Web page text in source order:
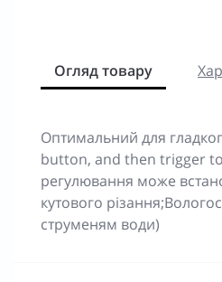
Огляд товару
Оптимальний для
button, and then trigger
регулювання може
кутового
струменям води)